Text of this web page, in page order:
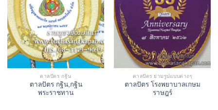
ตาลปัตร กฐิน
ตาลปัตร กฐิน,กฐิน
พระราชทาน
ตาลปัตร ย่ามรูปแบบต่างๆ
ตาลปัตร โรงพยาบาลเกษม
ราษฎร์